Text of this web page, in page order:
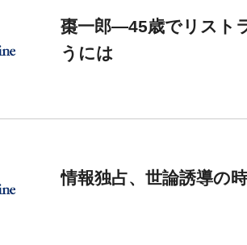
棗一郎―45歳でリスト
うには
情報独占、世論誘導の